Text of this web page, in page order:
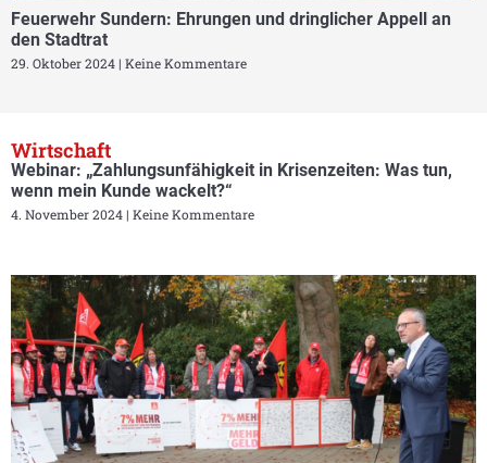
Feuerwehr Sundern: Ehrungen und dringlicher Appell an
den Stadtrat
29. Oktober 2024 Keine Kommentare
Wirtschaft
Webinar: „Zahlungsunfähigkeit in Krisenzeiten: Was tun,
wenn mein Kunde wackelt?“
4. November 2024 Keine Kommentare